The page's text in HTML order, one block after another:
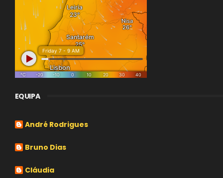
EQUIPA
André Rodrigues
Bruno Dias
Cláudia